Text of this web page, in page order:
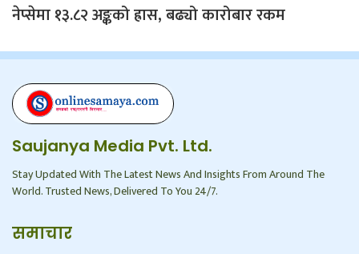
नेप्सेमा १३.८२ अङ्कको ह्रास, बढ्यो कारोबार रकम
Saujanya Media Pvt. Ltd.
Stay Updated With The Latest News And Insights From Around The
World. Trusted News, Delivered To You 24/7.
समाचार